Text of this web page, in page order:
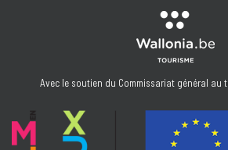
Avec le soutien du Commissariat général au